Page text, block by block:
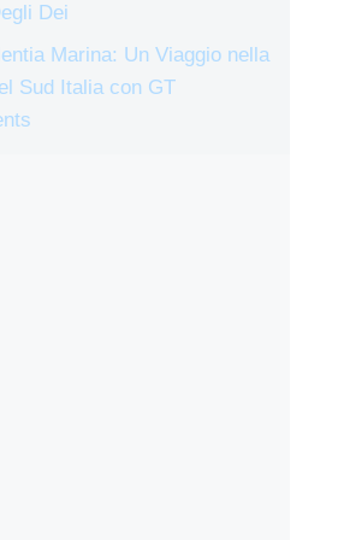
Dei
Marina: Un Viaggio nella
Sud Italia con GT